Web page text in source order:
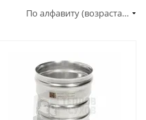
По алфавиту (возрастание)